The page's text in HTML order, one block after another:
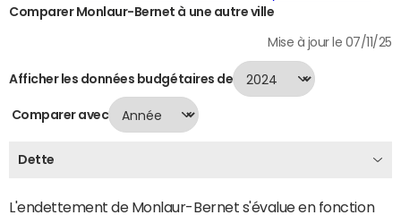
Comparer Monlaur-Bernet à une autre ville
Mise à jour le 07/11/25
Afficher les données budgétaires de
Comparer avec
Dette
L'endettement de Monlaur-Bernet s'évalue en fonction